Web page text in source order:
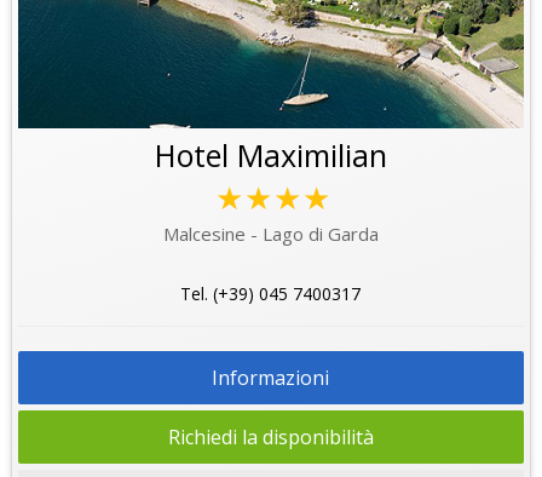
Hotel Maximilian
★★★★
Malcesine - Lago di Garda
Tel. (+39) 045 7400317
Informazioni
Richiedi la disponibilità